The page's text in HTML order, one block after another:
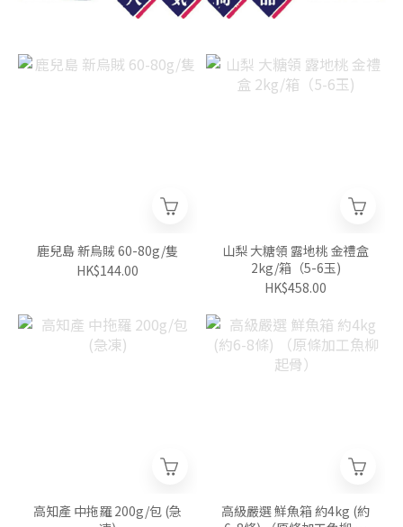
鹿兒島 新烏賊 60-80g/隻
HK$144.00
山梨 大糖領 露地桃 金禮盒
2kg/箱（5-6玉)
HK$458.00
高知產 中拖羅 200g/包 (急
高級嚴選 鮮魚箱 約4kg (約